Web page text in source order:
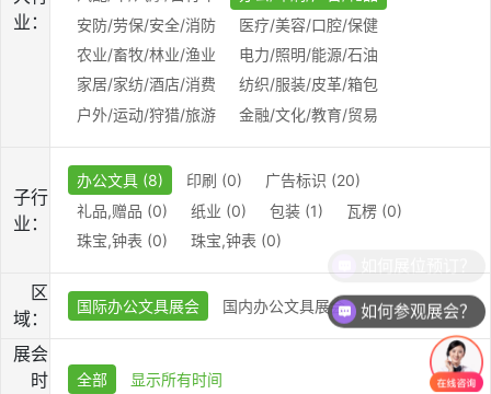
业：
安防/劳保/安全/消防
医疗/美容/口腔/保健
农业/畜牧/林业/渔业
电力/照明/能源/石油
家居/家纺/酒店/消费
纺织/服装/皮革/箱包
户外/运动/狩猎/旅游
金融/文化/教育/贸易
子行
业：
办公文具 (8) 印刷 (0)
广告标识 (20)
礼品,赠品 (0)
纸业 (0) 包装 (1)
瓦楞 (0)
珠宝,钟表 (0)
珠宝,钟表 (0)
区
域：
国际办公文具展会 国内办公文具展会
展会
时
全部 显示所有时间
如何参观展会？